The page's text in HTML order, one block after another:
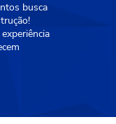
busca